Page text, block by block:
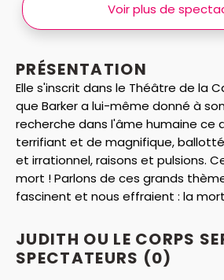
PRÉSENTATION
Elle s'inscrit dans le Théâtre de la
que Barker a lui-même donné à
recherche dans l'âme humaine ce
terrifiant et de magnifique,
et irrationnel, raisons et pulsions.
mort ! Parlons de ces grands
fascinent et nous effraient : la
la propriété des corps, le sexe, le
patriotique, le meurtre, le
religion. Faut-il tuer l'être aimé pour
Les hommes cruels sont-ils des
Voir plus de
JUDITH OU LE CORPS
SPECTATEURS (0)